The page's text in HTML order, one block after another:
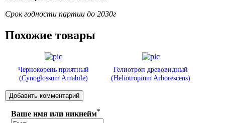
Срок годности партии до 2030г
Похожие товары
Чернокорень приятный
(Cynoglossum Amabile)
Гелиотроп древовидный
(Heliotropium Arborescens)
Ваше имя или никнейм*